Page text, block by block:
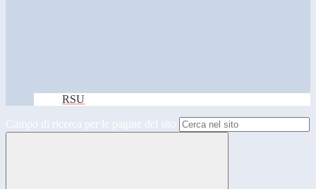
RSU
Campo di ricerca per le pagine del sito